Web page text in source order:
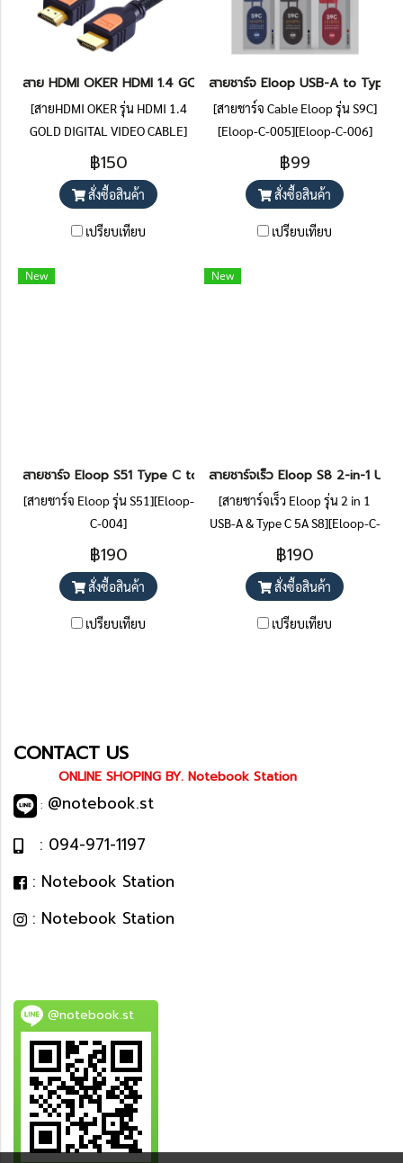
สาย HDMI OKER HDMI 1.4 GOLD DIGITAL VIDEO CABLE รุ่น
[สายHDMI OKER รุ่น HDMI 1.4
GOLD DIGITAL VIDEO CABLE]
[OKER-HD-001][OKER-HD-002]
[OKER-HD-003][OKER-HD-004]
฿150
สั่งซื้อสินค้า
เปรียบเทียบ
สายชาร์จ Eloop USB-A to Type
[สายชาร์จ Cable Eloop รุ่น S9C]
[Eloop-C-005][Eloop-C-006]
[Eloop-C-007]
฿99
สั่งซื้อสินค้า
เปรียบเทียบ
New
สายชาร์จ Eloop S51 Type C to Lightning Cable (iphone) 3A
[สายชาร์จ Eloop รุ่น S51][Eloop-
C-004]
฿190
สั่งซื้อสินค้า
เปรียบเทียบ
New
สายชาร์จเร็ว Eloop S8 2-in-1
[สายชาร์จเร็ว Eloop รุ่น 2 in 1
USB-A & Type C 5A S8][Eloop-C-
003]
฿190
สั่งซื้อสินค้า
เปรียบเทียบ
CONTACT US
ONLINE SHOPING BY. Notebook Station
: @notebook.st
: 094-971-1197
: Notebook Station
: Notebook Station
@notebook.st